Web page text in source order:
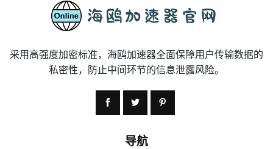
采用高强度加密标准，海鸥加速器全面保障用户传输数据的
私密性，防止中间环节的信息泄露风险。
导航